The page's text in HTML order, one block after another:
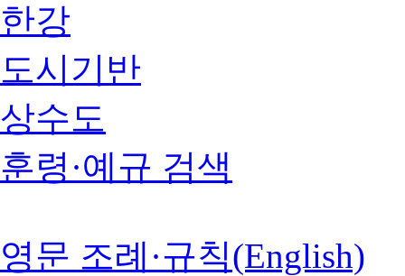
한강
도시기반
상수도
훈령·예규 검색
영문 조례·규칙(English)